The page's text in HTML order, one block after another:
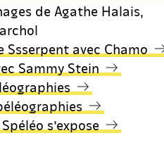
de Agathe Halais,
Ssserpent avec Chamo
Sammy Stein
s’expose